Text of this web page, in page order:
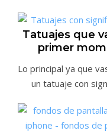
Tatuajes que
primer
Lo principal ya que
un tatuaje con